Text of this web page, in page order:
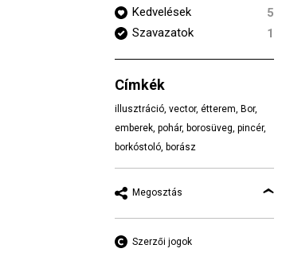
Kedvelések
5
Szavazatok
1
Címkék
illusztráció, vector, étterem, Bor,
emberek, pohár, borosüveg, pincér,
borkóstoló, borász
Megosztás
Szerzői jogok